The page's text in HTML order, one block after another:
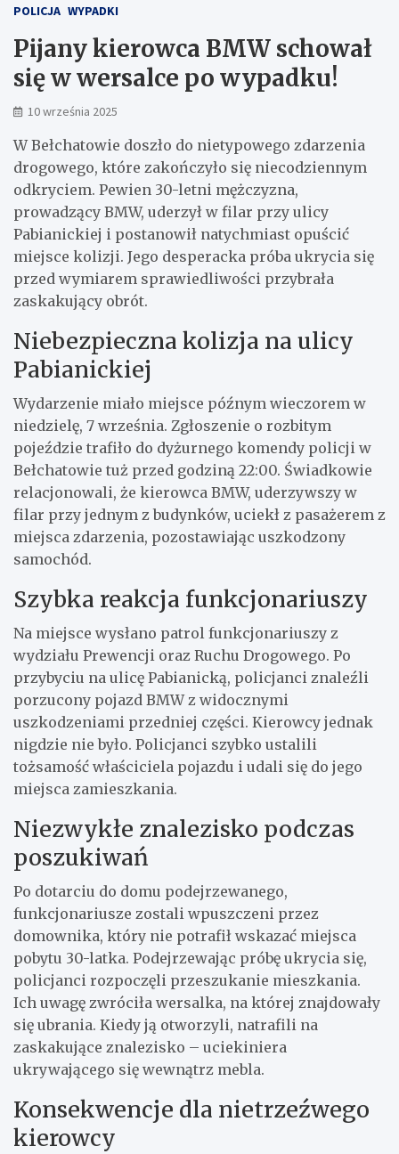
POLICJA WYPADKI
Pijany kierowca BMW schował
się w wersalce po wypadku!
10 września 2025
W Bełchatowie doszło do nietypowego zdarzenia
drogowego, które zakończyło się niecodziennym
odkryciem. Pewien 30-letni mężczyzna,
prowadzący BMW, uderzył w filar przy ulicy
Pabianickiej i postanowił natychmiast opuścić
miejsce kolizji. Jego desperacka próba ukrycia się
przed wymiarem sprawiedliwości przybrała
zaskakujący obrót.
Niebezpieczna kolizja na ulicy
Pabianickiej
Wydarzenie miało miejsce późnym wieczorem w
niedzielę, 7 września. Zgłoszenie o rozbitym
pojeździe trafiło do dyżurnego komendy policji w
Bełchatowie tuż przed godziną 22:00. Świadkowie
relacjonowali, że kierowca BMW, uderzywszy w
filar przy jednym z budynków, uciekł z pasażerem z
miejsca zdarzenia, pozostawiając uszkodzony
samochód.
Szybka reakcja funkcjonariuszy
Na miejsce wysłano patrol funkcjonariuszy z
wydziału Prewencji oraz Ruchu Drogowego. Po
przybyciu na ulicę Pabianicką, policjanci znaleźli
porzucony pojazd BMW z widocznymi
uszkodzeniami przedniej części. Kierowcy jednak
nigdzie nie było. Policjanci szybko ustalili
tożsamość właściciela pojazdu i udali się do jego
miejsca zamieszkania.
Niezwykłe znalezisko podczas
poszukiwań
Po dotarciu do domu podejrzewanego,
funkcjonariusze zostali wpuszczeni przez
domownika, który nie potrafił wskazać miejsca
pobytu 30-latka. Podejrzewając próbę ukrycia się,
policjanci rozpoczęli przeszukanie mieszkania.
Ich uwagę zwróciła wersalka, na której znajdowały
się ubrania. Kiedy ją otworzyli, natrafili na
zaskakujące znalezisko – uciekiniera
ukrywającego się wewnątrz mebla.
Konsekwencje dla nietrzeźwego
kierowcy